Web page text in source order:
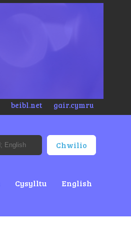
beibl.net gair.cymru
Cysylltu English